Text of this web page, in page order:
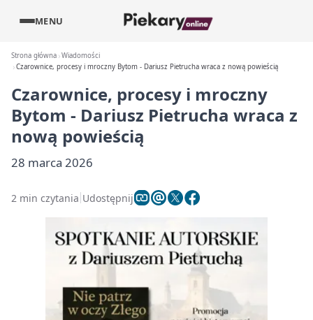
MENU
Strona główna Wiadomości
Czarownice, procesy i mroczny Bytom - Dariusz Pietrucha wraca z nową powieścią
Czarownice, procesy i mroczny
Bytom - Dariusz Pietrucha wraca z
nową powieścią
28 marca 2026
2 min czytania Udostępnij